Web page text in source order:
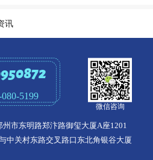
讯
5199
微信咨询
市东明路郑汴路御玺大厦A座1201
中关村东路交叉路口东北角银谷大厦